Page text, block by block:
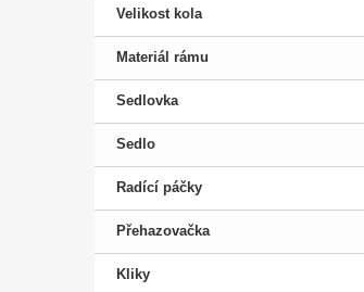
Velikost kola
Materiál rámu
Sedlovka
Sedlo
Radící páčky
Přehazovačka
Kliky